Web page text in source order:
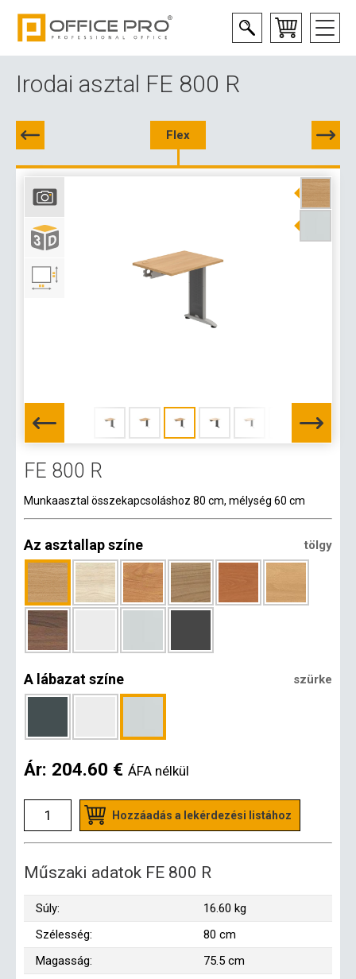
Irodai asztal FE 800 R
Flex
FE 800 R
Munkaasztal összekapcsoláshoz 80 cm, mélység 60 cm
Az asztallap színe tölgy
A lábazat színe szürke
Ár: 204.60 € ÁFA nélkül
Hozzáadás a lekérdezési listához
Műszaki adatok FE 800 R
Súly:
16.60 kg
Szélesség:
80 cm
Magasság:
75.5 cm